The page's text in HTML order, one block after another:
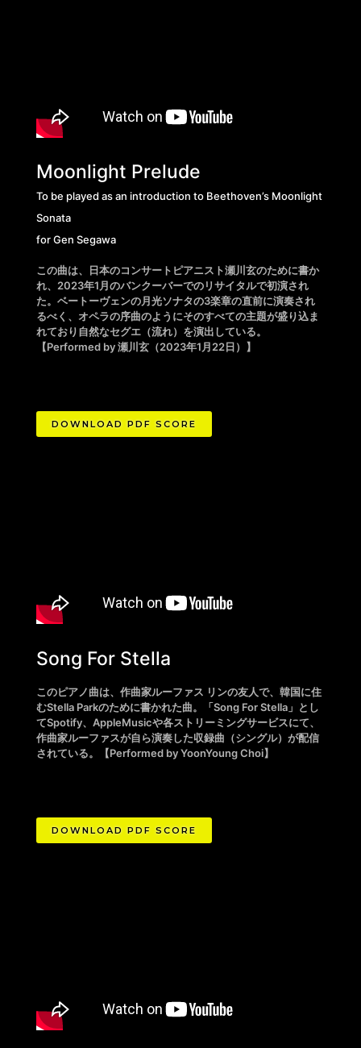
Moonlight Prelude
To be played as an introduction to Beethoven’s Moonlight
Sonata
for Gen Segawa
この曲は、日本のコンサートピアニスト瀬川玄のために書か
れ、2023年1月のバンクーバーでのリサイタルで初演され
た。ベートーヴェンの月光ソナタの3楽章の直前に演奏され
るべく、オペラの序曲のようにそのすべての主題が盛り込ま
れており自然なセグエ（流れ）を演出している。
【Performed by 瀬川玄（2023年1月22日）】
DOWNLOAD PDF SCORE
Song For Stella
このピアノ曲は、作曲家ルーファス リンの友人で、韓国に住
むStella Parkのために書かれた曲。「Song For Stella」とし
てSpotify、AppleMusicや各ストリーミングサービスにて、
作曲家ルーファスが自ら演奏した収録曲（シングル）が配信
されている。【Performed by YoonYoung Choi】
DOWNLOAD PDF SCORE